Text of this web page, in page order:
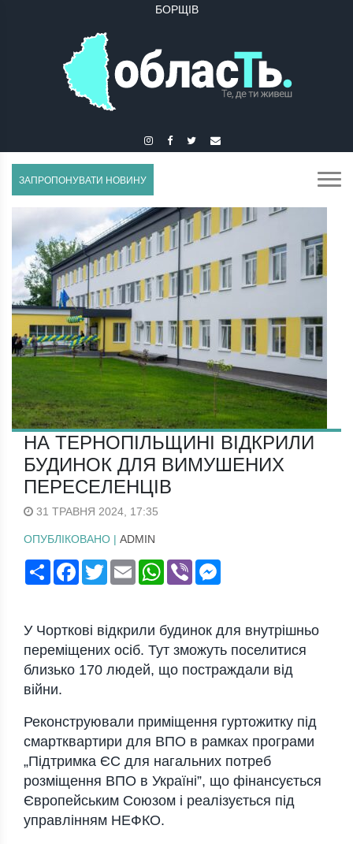
ЗАПРОПОНУВАТИ НОВИНУ
НА ТЕРНОПІЛЬЩИНІ ВІДКРИЛИ
БУДИНОК ДЛЯ ВИМУШЕНИХ
ПЕРЕСЕЛЕНЦІВ
31 ТРАВНЯ 2024, 17:35
ОПУБЛІКОВАНО | ADMIN
ПоширитиFacebook
TwitterEmail WhatsApp
Viber
У Чорткові відкрили будинок для внутрішньо
переміщених осіб. Тут зможуть поселитися
близько 170 людей, що постраждали від
війни.
Реконструювали приміщення гуртожитку під
смартквартири для ВПО в рамках програми
„Підтримка ЄС для нагальних потреб
розміщення ВПО в Україні”, що фінансується
Європейським Союзом і реалізується під
управлінням НЕФКО.